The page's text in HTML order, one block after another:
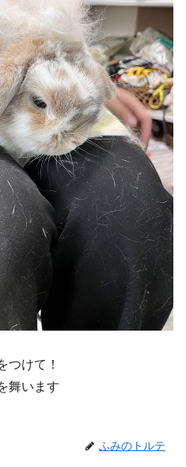
つけて！
舞います
ふみのトルテ